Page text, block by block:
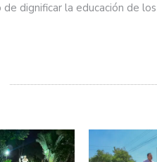
dignificar la educación de